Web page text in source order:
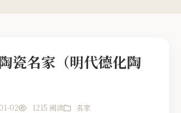
瓷名家（明代德化陶
02 1215 阅读 名家